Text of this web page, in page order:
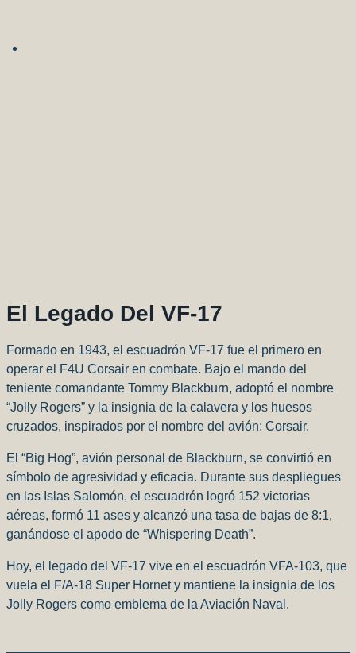
El Legado Del VF-17
Formado en 1943, el escuadrón VF-17 fue el primero en
operar el F4U Corsair en combate. Bajo el mando del
teniente comandante Tommy Blackburn, adoptó el nombre
“Jolly Rogers” y la insignia de la calavera y los huesos
cruzados, inspirados por el nombre del avión: Corsair.
El “Big Hog”, avión personal de Blackburn, se convirtió en
símbolo de agresividad y eficacia. Durante sus despliegues
en las Islas Salomón, el escuadrón logró 152 victorias
aéreas, formó 11 ases y alcanzó una tasa de bajas de 8:1,
ganándose el apodo de “Whispering Death”.
Hoy, el legado del VF-17 vive en el escuadrón VFA-103, que
vuela el F/A-18 Super Hornet y mantiene la insignia de los
Jolly Rogers como emblema de la Aviación Naval.